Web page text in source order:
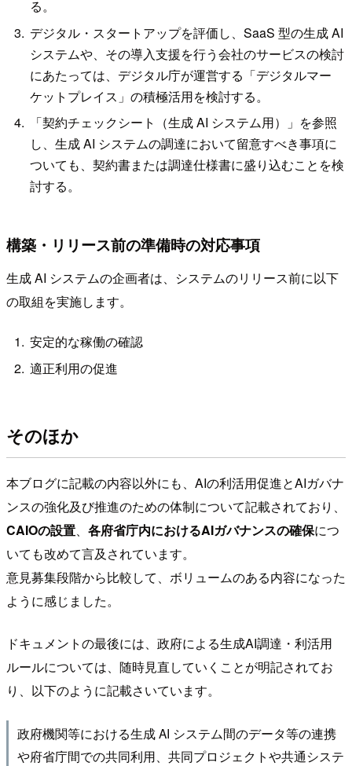
る。
デジタル・スタートアップを評価し、SaaS 型の生成 AI
システムや、その導入支援を行う会社のサービスの検討
にあたっては、デジタル庁が運営する「デジタルマー
ケットプレイス」の積極活用を検討する。
「契約チェックシート（生成 AI システム用）」を参照
し、生成 AI システムの調達において留意すべき事項に
ついても、契約書または調達仕様書に盛り込むことを検
討する。
構築・リリース前の準備時の対応事項
生成 AI システムの企画者は、システムのリリース前に以下
の取組を実施します。
安定的な稼働の確認
適正利用の促進
そのほか
本ブログに記載の内容以外にも、AIの利活用促進とAIガバナ
ンスの強化及び推進のための体制について記載されており、
CAIOの設置、 各府省庁内におけるAIガバナンスの確保につ
いても改めて言及されています。
意見募集段階から比較して、ボリュームのある内容になった
ように感じました。
ドキュメントの最後には、政府による生成AI調達・利活用
ルールについては、随時見直していくことが明記されてお
り、以下のように記載さいています。
政府機関等における生成 AI システム間のデータ等の連携
や府省庁間での共同利用、共同プロジェクトや共通システ